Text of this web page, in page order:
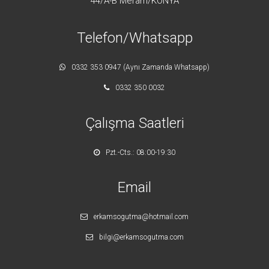
Telefon/Whatsapp
0332 353 0947 (Aynı Zamanda Whatsapp)
0332 350 0032
Çalışma Saatleri
Pzt.-Cts.: 08:00-19:30
Email
erkamsogutma@hotmail.com
bilgi@erkamsogutma.com